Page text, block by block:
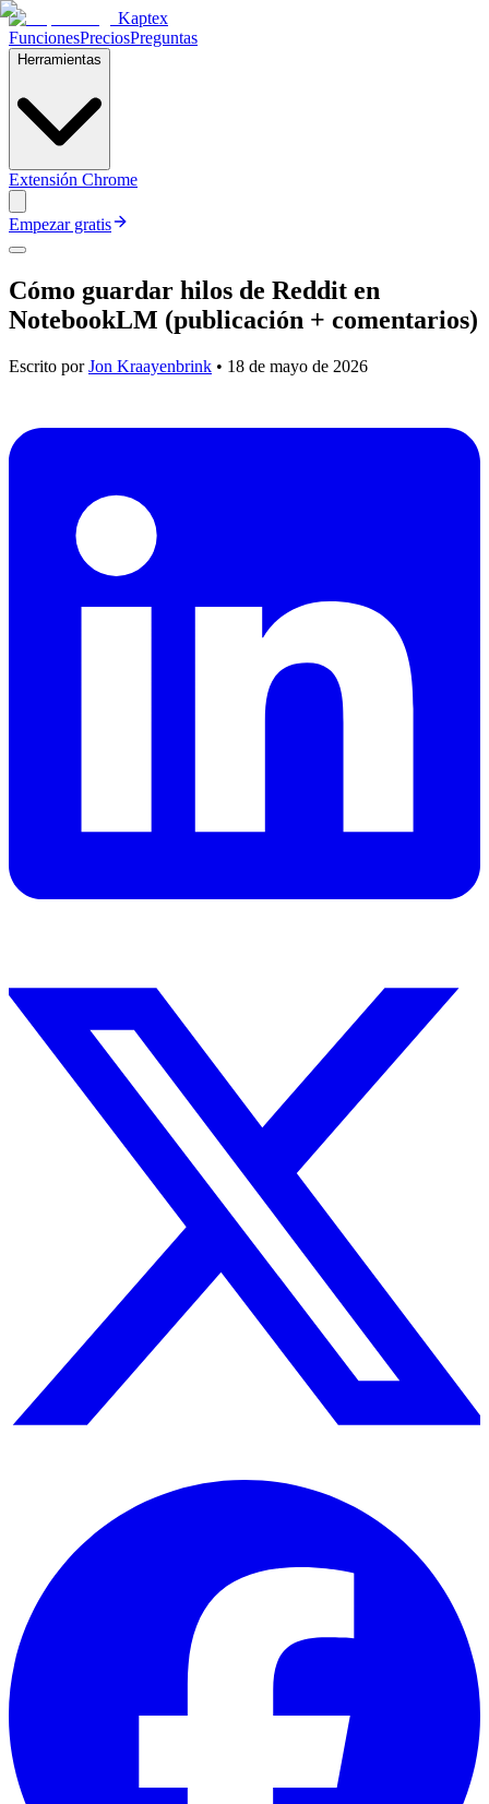
Kaptex
FuncionesPreciosPreguntas
Herramientas
Extensión Chrome
Empezar gratis
Cómo guardar hilos de Reddit en
NotebookLM (publicación + comentarios)
Escrito por Jon Kraayenbrink • 18 de mayo de 2026